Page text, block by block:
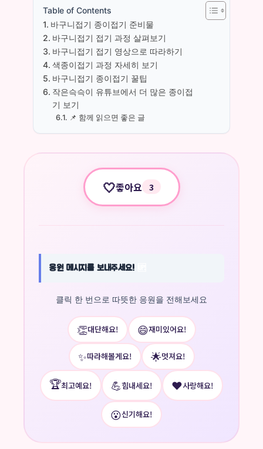
Table of Contents
바구니접기 종이접기 준비물
바구니접기 접기 과정 살펴보기
바구니접기 접기 영상으로 따라하기
색종이접기 과정 자세히 보기
바구니접기 종이접기 꿀팁
작은슥슥이 유튜브에서 더 많은 종이접
기 보기
📌 함께 읽으면 좋은 글
🤍좋아요 3
응원 메시지를 보내주세요!
클릭 한 번으로 따뜻한 응원을 전해보세요
👏대단해요! 😄재미있어요!
✨따라해볼게요! 🌟멋져요!
🏆최고예요! 💪힘내세요! ❤️사랑해요!
😮신기해요!